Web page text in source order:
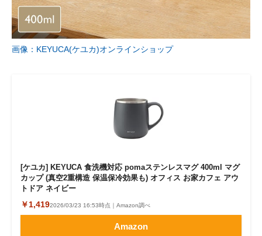
画像：KEYUCA(ケユカ)オンラインショップ
[ケユカ] KEYUCA 食洗機対応 pomaステンレスマグ 400ml マグ
カップ (真空2重構造 保温保冷効果も) オフィス お家カフェ アウ
トドア ネイビー
￥1,4192026/03/23 16:53時点｜Amazon調べ
Amazon